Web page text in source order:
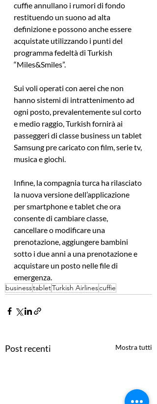
cuffie annullano i rumori di fondo
restituendo un suono ad alta
definizione e possono anche essere
acquistate utilizzando i punti del
programma fedeltà di Turkish
“Miles&Smiles”.
Sui voli operati con aerei che non
hanno sistemi di intrattenimento ad
ogni posto, prevalentemente sul corto
e medio raggio, Turkish fornirà ai
passeggeri di classe business un tablet
Samsung pre caricato con film, serie tv,
musica e giochi.
Infine, la compagnia turca ha rilasciato
la nuova versione dell’applicazione
per smartphone e tablet che ora
consente di cambiare classe,
cancellare o modificare una
prenotazione, aggiungere bambini
sotto i due anni a una prenotazione e
acquistare un posto nelle file di
emergenza.
businesstabletTurkish Airlinescuffie
Post recenti Mostra tutti